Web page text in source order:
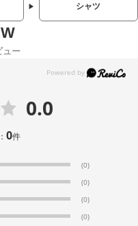
シャツ
ュー
0.0
0件
(0)
(0)
(0)
(0)